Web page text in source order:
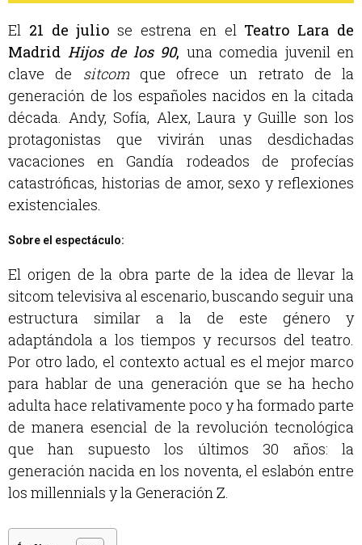
El 21 de julio se estrena en el Teatro Lara de
Madrid Hijos de los 90, una comedia juvenil en
clave de sitcomque ofrece un retrato de la
generación de los españoles nacidos en la citada
década. Andy, Sofía, Alex, Laura y Guille son los
protagonistas que vivirán unas desdichadas
vacaciones en Gandía rodeados de profecías
catastróficas, historias de amor, sexo y reflexiones
existenciales.
Sobre el espectáculo:
El origen de la obra parte de la idea de llevar la
sitcom televisiva al escenario, buscando seguir una
estructura similar a la de este género y
adaptándola a los tiempos y recursos del teatro.
Por otro lado, el contexto actual es el mejor marco
para hablar de una generación que se ha hecho
adulta hace relativamente poco y ha formado parte
de manera esencial de la revolución tecnológica
que han supuesto los últimos 30 años: la
generación nacida en los noventa, el eslabón entre
los millennials y la Generación Z.